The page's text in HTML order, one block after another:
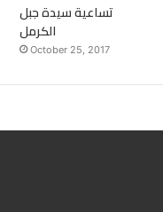
تساعية سيدة جبل
الكرمل
October 25, 2017